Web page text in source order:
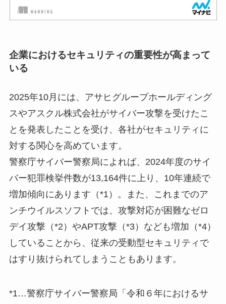
企業におけるセキュリティの重要性が高まって
いる
2025年10月には、アサヒグループホールディング
スやアスクル株式会社がサイバー攻撃を受けたこ
とを発表したことを受け、各社がセキュリティに
対する関心を高めています。
警察庁サイバー警察局によれば、2024年度のサイ
バー犯罪検挙件数が13,164件に上り、10年連続で
増加傾向にあります（*1）。また、これまでのア
ンチウイルスソフトでは、攻撃対応が困難なゼロ
デイ攻撃（*2）やAPT攻撃（*3）なども増加（*4）
していることから、従来の受動型セキュリティで
はすり抜けられてしまうこともあります。
*1…警察庁サイバー警察局「令和６年におけるサ